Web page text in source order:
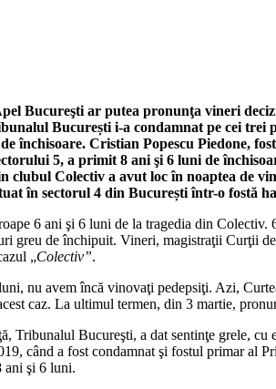
Bucureşti ar putea pronunţa vineri
București i-a condamnat pe cei trei
închisoare. Cristian Popescu Piedone,
5, a primit 8 ani şi 6 luni de
clubul Colectiv a avut loc în noaptea de
în sectorul 4 din București într-o fostă
6 ani şi 6 luni de la tragedia din Colectiv.
greu de închipuit. Vineri, magistraţii Curţii
„Colectiv”.
nu avem încă vinovaţi pedepsiţi. Azi,
caz. La ultimul termen, din 3 martie,
Tribunalul Bucureşti, a dat sentinţe grele, cu
când a fost condamnat şi fostul primar al
ani şi 6 luni.